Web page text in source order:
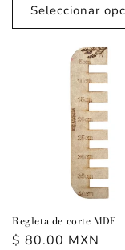
Seleccionar
Regleta de corte MDF
Precio
$ 80.00 MXN